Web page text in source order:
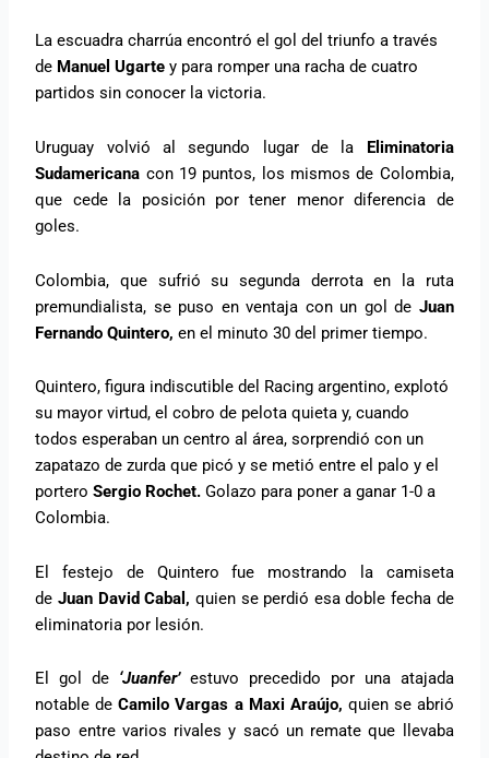
La escuadra charrúa encontró el gol del triunfo a través
de Manuel Ugarte y para romper una racha de cuatro
partidos sin conocer la victoria.
Uruguay volvió al segundo lugar de la Eliminatoria
Sudamericana con 19 puntos, los mismos de Colombia,
que cede la posición por tener menor diferencia de
goles.
Colombia, que sufrió su segunda derrota en la ruta
premundialista, se puso en ventaja con un gol de Juan
Fernando Quintero, en el minuto 30 del primer tiempo.
Quintero, figura indiscutible del Racing argentino, explotó
su mayor virtud, el cobro de pelota quieta y, cuando
todos esperaban un centro al área, sorprendió con un
zapatazo de zurda que picó y se metió entre el palo y el
porteroSergio Rochet. Golazo para poner a ganar 1-0 a
Colombia.
El festejo de Quintero fue mostrando la camiseta
deJuan David Cabal, quien se perdió esa doble fecha de
eliminatoria por lesión.
El gol de ‘Juanfer’estuvo precedido por una atajada
notable deCamilo Vargas a Maxi Araújo, quien se abrió
paso entre varios rivales y sacó un remate que llevaba